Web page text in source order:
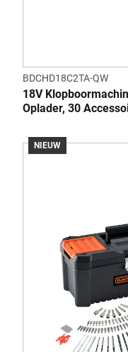
BDCHD18C2TA-QW
18V
Oplader, 30
NIEUW